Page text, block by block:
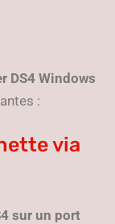
DS4 Windows
:
via
sur un port